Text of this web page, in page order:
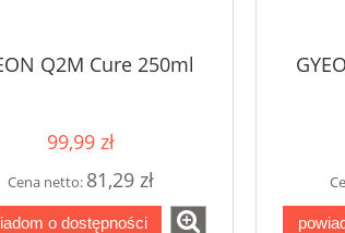
Q2M Cure 250ml
99,99 zł
Cena netto: 81,29 zł
o dostępności